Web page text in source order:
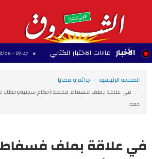
الأخبارالاختبار الكتابي
الصفحة الرئيسية
جرائم و قضايا
في علاقة بملف فسفاط قفصة:أحكام سجنيةوخطايا
معه
في علاقة بملف فسفاط